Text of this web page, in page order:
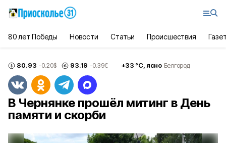
80 лет Победы Новости Статьи Происшествия
80.93 -0.20$ 93.19 -0.39€ +33 °С, ясно Белгород
В Чернянке прошёл митинг в День
памяти и скорби